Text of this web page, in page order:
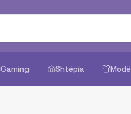
Gaming Shtëpia Modë